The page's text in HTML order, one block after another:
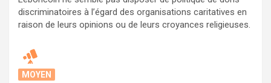
discriminatoires à l’égard des organisations caritatives en
raison de leurs opinions ou de leurs croyances religieuses.
MOYEN